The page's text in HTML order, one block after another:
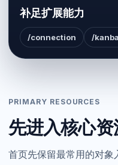
补足扩展能力
/connection /
PRIMARY RESOURCES
先进入核心
首页先保留最常用的对象